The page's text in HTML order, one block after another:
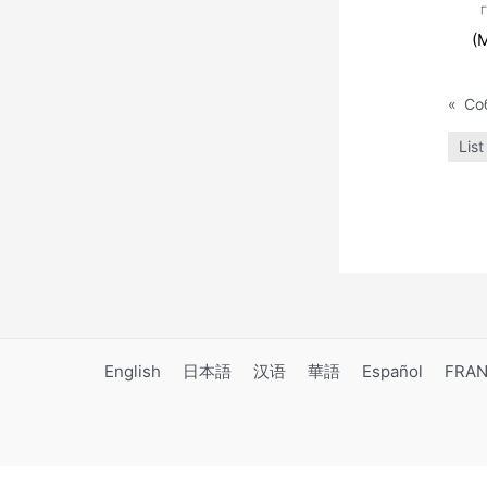
«
List
English 日本語 汉语 華語 Español